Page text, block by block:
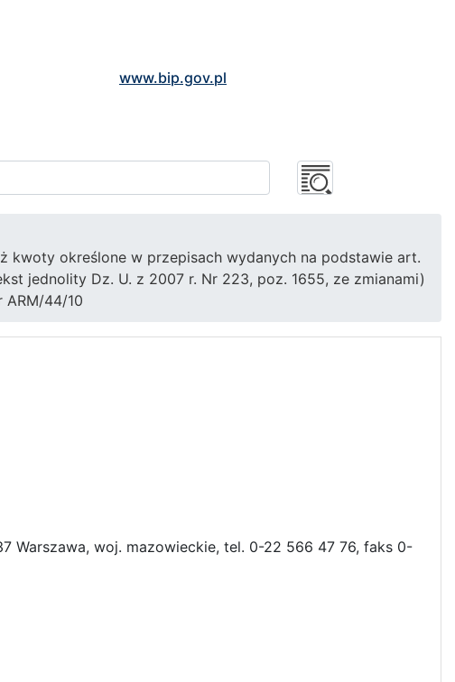
www.bip.gov.pl
kwoty określone w przepisach wydanych na podstawie art.
jednolity Dz. U. z 2007 r. Nr 223, poz. 1655, ze zmianami)
ARM/44/10
Warszawa, woj. mazowieckie, tel. 0-22 566 47 76, faks 0-